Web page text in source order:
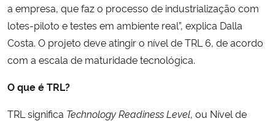
a empresa, que faz o processo de industrialização com
lotes-piloto e testes em ambiente real”, explica Dalla
Costa. O projeto deve atingir o nível de TRL 6, de acordo
com a escala de maturidade tecnológica.
O que é TRL?
TRL significa Technology Readiness Level, ou Nível de